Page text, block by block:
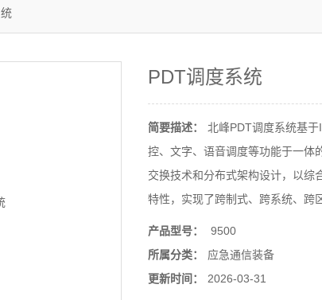
PDT调度系统
简要描述：
北峰PDT调度系统基
控、文字、语音调度等功能于一体
交换技术和分布式架构设计，以综
特性，实现了跨制式、跨系统、跨
产品型号：
9500
所属分类：
应急通信装备
更新时间：
2026-03-31